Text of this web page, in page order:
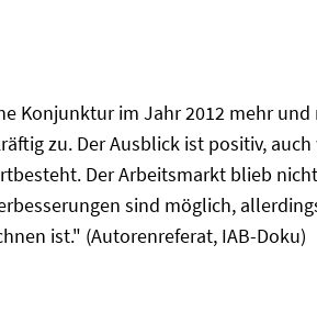
Konjunktur im Jahr 2012 mehr
zu. Der Ausblick ist positiv,
Der Arbeitsmarkt blieb
sind möglich,
ist." (Autorenreferat, IAB-Doku)